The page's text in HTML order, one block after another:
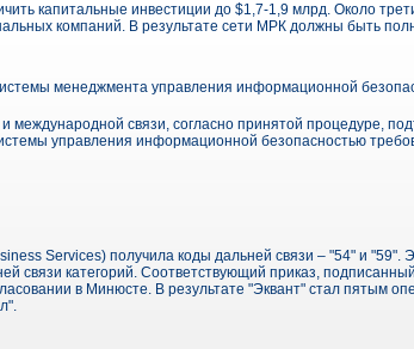
капитальные инвестиции до $1,7-1,9 млрд. Около
компаний. В результате сети МРК должны быть
менеджмента управления информационной
международной связи, согласно принятой процедуре,
управления информационной безопасностью
Services) получила коды дальней связи – "54" и "59".
связи категорий. Соответствующий приказ,
в Минюсте. В результате "Эквант" стал пятым